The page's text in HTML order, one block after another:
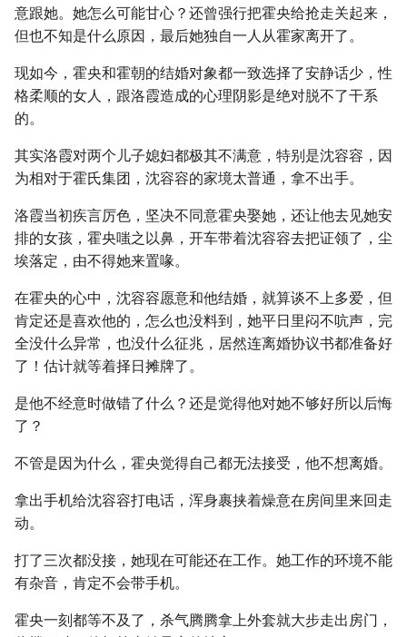
意跟她。她怎么可能甘心？还曾强行把霍央给抢走关起来，
但也不知是什么原因，最后她独自一人从霍家离开了。
现如今，霍央和霍朝的结婚对象都一致选择了安静话少，性
格柔顺的女人，跟洛霞造成的心理阴影是绝对脱不了干系
的。
其实洛霞对两个儿子媳妇都极其不满意，特别是沈容容，因
为相对于霍氏集团，沈容容的家境太普通，拿不出手。
洛霞当初疾言厉色，坚决不同意霍央娶她，还让他去见她安
排的女孩，霍央嗤之以鼻，开车带着沈容容去把证领了，尘
埃落定，由不得她来置喙。
在霍央的心中，沈容容愿意和他结婚，就算谈不上多爱，但
肯定还是喜欢他的，怎么也没料到，她平日里闷不吭声，完
全没什么异常，也没什么征兆，居然连离婚协议书都准备好
了！估计就等着择日摊牌了。
是他不经意时做错了什么？还是觉得他对她不够好所以后悔
了？
不管是因为什么，霍央觉得自己都无法接受，他不想离婚。
拿出手机给沈容容打电话，浑身裹挟着燥意在房间里来回走
动。
打了三次都没接，她现在可能还在工作。她工作的环境不能
有杂音，肯定不会带手机。
霍央一刻都等不及了，杀气腾腾拿上外套就大步走出房门，